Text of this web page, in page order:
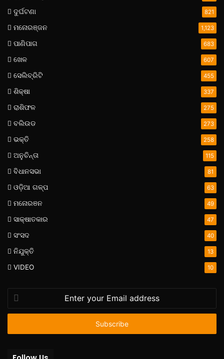
ଦୁର୍ଘଟଣା 821
ମନୋରଞ୍ଜନ 1,123
ପାଣିପାଗ 683
ଖେଳ 607
ସେଲିବ୍ରିଟି 455
ଶିକ୍ଷା 337
ରାଶିଫଳ 275
ବଲିଉଡ 273
ଭକ୍ତି 258
ଅନୁଚିନ୍ତା 115
ବିଧାନସଭା 81
ଓଡ଼ିଆ ଗଳ୍ପ 63
ମନୋରଞନ 49
ସାକ୍ଷାତକାର 47
ସଂସଦ 40
ନିଯୁକ୍ତି 13
VIDEO 10
your
Email